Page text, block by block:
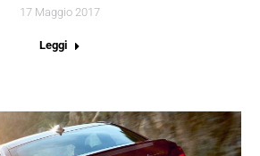
17 Maggio 2017
Leggi